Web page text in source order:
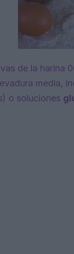
de la harina
media,
o soluciones